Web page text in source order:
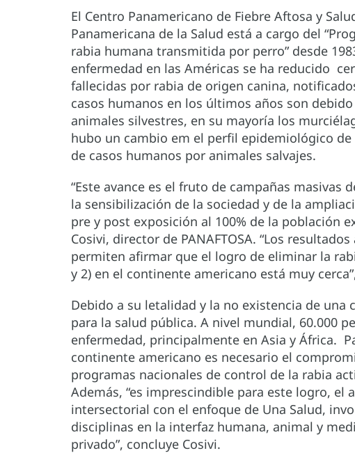
El Centro Panamericano de Fiebre Aftosa y
Panamericana de la Salud está a cargo del
rabia humana transmitida por perro” desde
enfermedad en las Américas se ha reducido
fallecidas por rabia de origen canina,
casos humanos en los últimos años son
animales silvestres, en su mayoría los
hubo un cambio em el perfil epidemiológico
de casos humanos por animales salvajes.
“Este avance es el fruto de campañas masivas
la sensibilización de la sociedad y de la
pre y post exposición al 100% de la población
Cosivi, director de PANAFTOSA. “Los
permiten afirmar que el logro de eliminar la
y 2) en el continente americano está muy
Debido a su letalidad y la no existencia de
para la salud pública. A nivel mundial, 60.000
enfermedad, principalmente en Asia y África.
continente americano es necesario el
programas nacionales de control de la rabia
Además, “es imprescindible para este logro,
intersectorial con el enfoque de Una Salud,
disciplinas en la interfaz humana, animal y
privado”, concluye Cosivi.